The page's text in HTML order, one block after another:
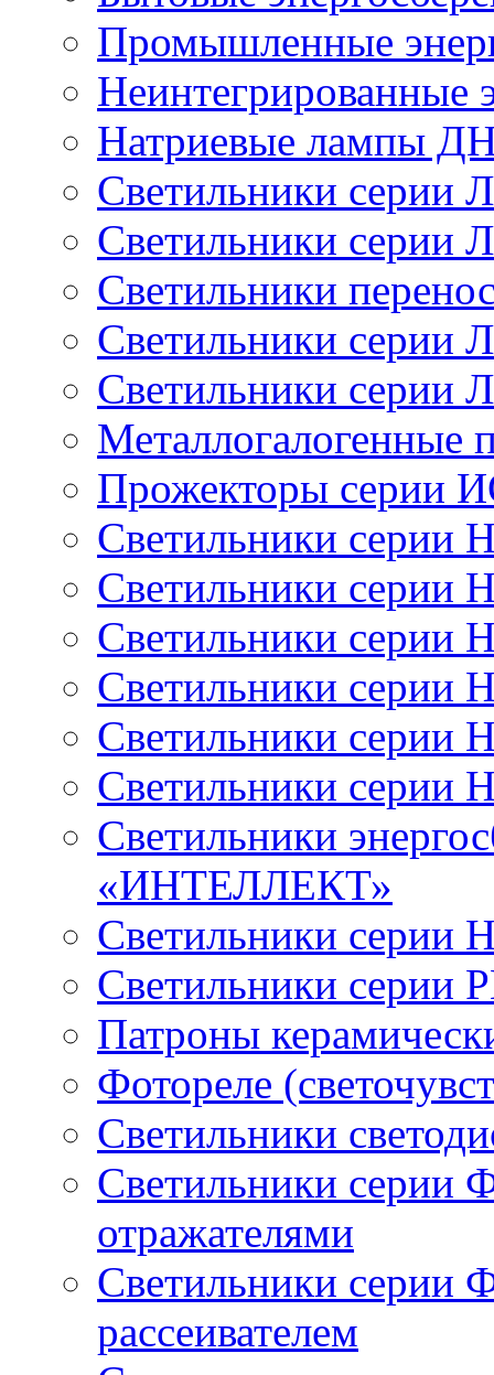
Промышленные
Неинтегрированные
Натриевые лампы
Светильники серии
Светильники серии
Светильники
Светильники серии
Светильники серии
Металлогалогенные
Прожекторы серии
Светильники серии
Светильники серии
Светильники серии
Светильники серии
Светильники серии
Светильники серии
Светильники
«ИНТЕЛЛЕКТ»
Светильники серии
Светильники серии
Патроны
Фотореле
Светильники
Светильники
отражателями
Светильники серии
рассеивателем